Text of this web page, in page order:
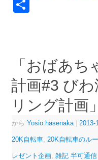
「おばあ
計画#3 びわ
リング計画」
から Yosio.hasenaka 2013-
20K自転車, 20K自転車のル
レゼント企画, 雑記 半可通信